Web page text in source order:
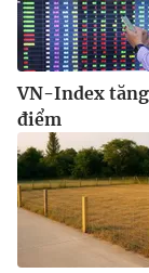
VN-Index
điểm